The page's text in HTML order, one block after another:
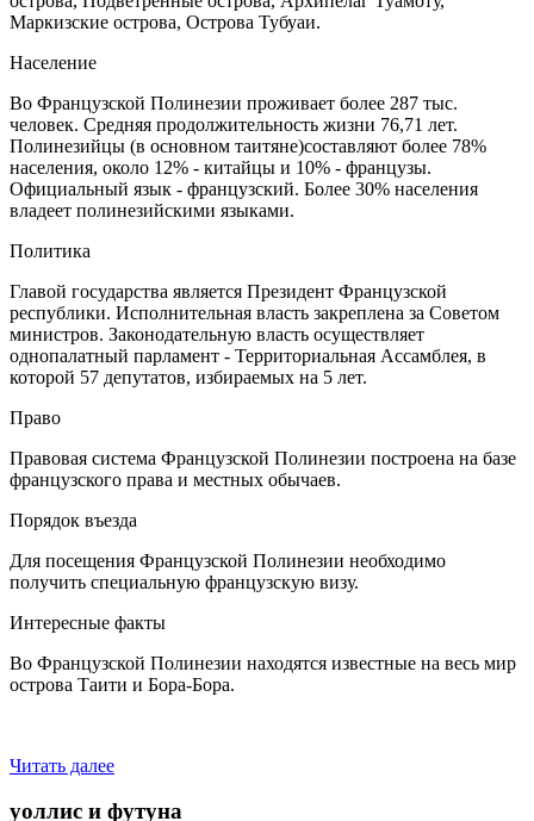
Маркизские острова, Острова Тубуаи.
Население
Во Французской Полинезии проживает более 287 тыс.
человек. Средняя продолжительность жизни 76,71 лет.
Полинезийцы (в основном таитяне)составляют более 78%
населения, около 12% - китайцы и 10% - французы.
Официальный язык - французский. Более 30% населения
владеет полинезийскими языками.
Политика
Главой государства является Президент Французской
республики. Исполнительная власть закреплена за Советом
министров. Законодательную власть осуществляет
однопалатный парламент - Территориальная Ассамблея, в
которой 57 депутатов, избираемых на 5 лет.
Право
Правовая система Французской Полинезии построена на базе
французского права и местных обычаев.
Порядок въезда
Для посещения Французской Полинезии необходимо
получить специальную французскую визу.
Интересные факты
Во Французской Полинезии находятся известные на весь мир
острова Таити и Бора-Бора.
Читать далее
уоллис и футуна